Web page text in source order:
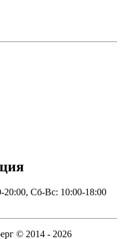
Сб-Вс: 10:00-18:00
© 2014 - 2026